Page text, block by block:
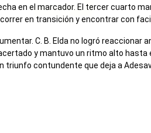
en el marcador. El tercer cuarto
en transición y encontrar con
C. B. Elda no logró reaccionar
y mantuvo un ritmo alto hasta
triunfo contundente que deja a